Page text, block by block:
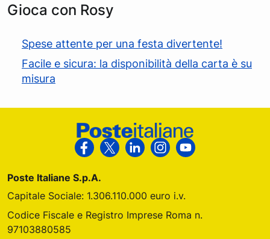
Gioca con Rosy
Spese attente per una festa divertente!
Facile e sicura: la disponibilità della carta è su
misura
Footer Poste Italiane
Segui Poste Italiane su Facebook
Segui Poste Italiane su X
Segui Poste Italiane su
Segui Poste Italiane
Segui Poste
Poste Italiane S.p.A.
Capitale Sociale: 1.306.110.000 euro i.v.
Codice Fiscale e Registro Imprese Roma n.
97103880585